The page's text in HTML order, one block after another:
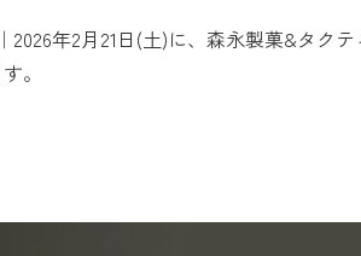
年2月21日(土)に、森永製菓&タク
。